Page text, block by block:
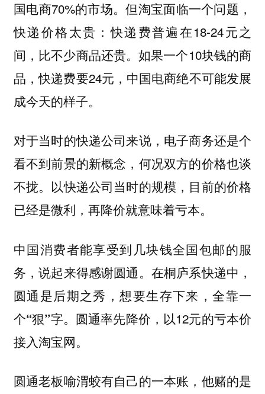
国电商70%的市场。但淘宝面临一个问题，
快递价格太贵：快递费普遍在18-24元之
间，比不少商品还贵。如果一个10块钱的商
品，快递费要24元，中国电商绝不可能发展
成今天的样子。
对于当时的快递公司来说，电子商务还是个
看不到前景的新概念，何况双方的价格也谈
不拢。以快递公司当时的规模，目前的价格
已经是微利，再降价就意味着亏本。
中国消费者能享受到几块钱全国包邮的服
务，说起来得感谢圆通。 在桐庐系快递中，
圆通是后期之秀，想要生存下来，全靠一
个“狠”字。 圆通率先降价，以12元的亏本价
接入淘宝网。
圆通老板喻渭蛟有自己的一本账，他赌的是